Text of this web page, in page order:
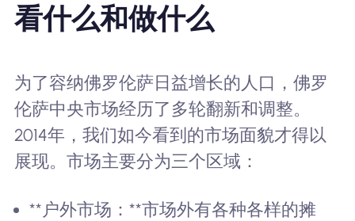
看什么和做什么
为了容纳佛罗伦萨日益增长的人口，佛罗
伦萨中央市场经历了多轮翻新和调整。
2014年，我们如今看到的市场面貌才得以
展现。市场主要分为三个区域：
**户外市场：**市场外有各种各样的摊